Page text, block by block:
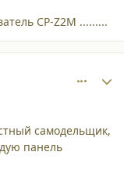
CP-Z2M .........
самодельщик,
панель